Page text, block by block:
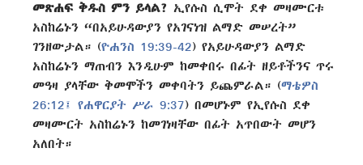
መጽሐፍ ቅዱስ ምን ይላል? ኢየሱስ ሲሞት ደቀ መዛሙርቱ
አስከሬኑን “በአይሁዳውያን የአገናነዝ ልማድ መሠረት”
ገንዘውታል። (ዮሐንስ 19:39-42) የአይሁዳውያን ልማድ
አስከሬኑን ማጠብን እንዲሁም ከመቀበሩ በፊት ዘይቶችንና ጥሩ
መዓዛ ያላቸው ቅመሞችን መቀባትን ይጨምራል። (ማቴዎስ
26:12፤
የሐዋርያት ሥራ 9:37) በመሆኑም የኢየሱስ ደቀ
መዛሙርት አስከሬኑን ከመገነዛቸው በፊት አጥበውት መሆን
አለበት።